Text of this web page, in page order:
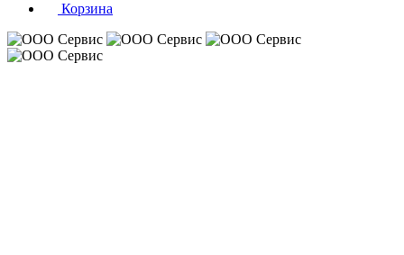
Корзина